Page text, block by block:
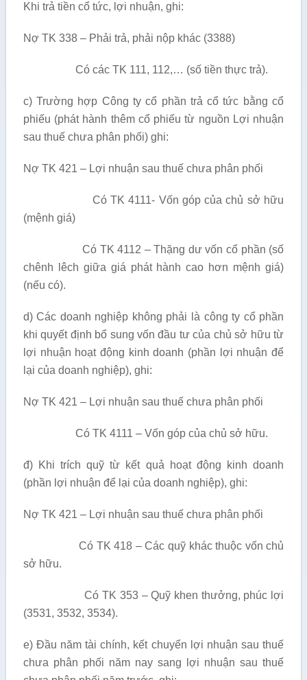
Khi trả tiền cổ tức, lợi nhuận, ghi:
Nợ TK 338 – Phải trả, phải nộp khác (3388)
Có các TK 111, 112,… (số tiền thực trả).
c) Trường hợp Công ty cổ phần trả cổ tức bằng cổ
phiếu (phát hành thêm cổ phiếu từ nguồn Lợi nhuận
sau thuế chưa phân phối) ghi:
Nợ TK 421 – Lợi nhuận sau thuế chưa phân phối
Có TK 4111- Vốn góp của chủ sở hữu
(mệnh giá)
Có TK 4112 – Thặng dư vốn cổ phần (số
chênh lêch giữa giá phát hành cao hơn mệnh giá)
(nếu có).
d) Các doanh nghiệp không phải là công ty cổ phần
khi quyết định bổ sung vốn đầu tư của chủ sở hữu từ
lợi nhuận hoạt động kinh doanh (phần lợi nhuận để
lại của doanh nghiệp), ghi:
Nợ TK 421 – Lợi nhuận sau thuế chưa phân phối
Có TK 4111 – Vốn góp của chủ sở hữu.
đ) Khi trích quỹ từ kết quả hoạt động kinh doanh
(phần lợi nhuận để lại của doanh nghiệp), ghi:
Nợ TK 421 – Lợi nhuận sau thuế chưa phân phối
Có TK 418 – Các quỹ khác thuộc vốn chủ
sở hữu.
Có TK 353 – Quỹ khen thưởng, phúc lợi
(3531, 3532, 3534).
e) Đầu năm tài chính, kết chuyển lợi nhuận sau thuế
chưa phân phối năm nay sang lợi nhuận sau thuế